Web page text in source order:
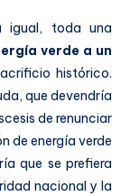
igual, toda una
verde a un
histórico.
que devendría
de renunciar
de energía verde
que se prefiera
nacional y la